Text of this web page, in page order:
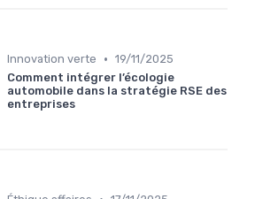
Innovation verte • 19/11/2025
Comment intégrer l’écologie
automobile dans la stratégie RSE des
entreprises